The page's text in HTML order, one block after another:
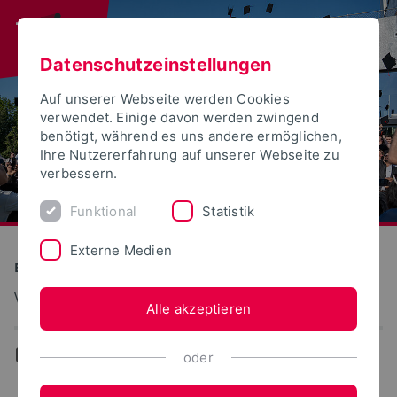
Bauen und Umwelt
Verkehrsplanung und Verkehrstechnik
... Heuer-Ampel
Datenschutzeinstellungen
Auf unserer Webseite werden Cookies
verwendet. Einige davon werden zwingend
benötigt, während es uns andere ermöglichen,
Ihre Nutzererfahrung auf unserer Webseite zu
verbessern.
Funktional Statistik
Externe Medien
Alle akzeptieren
oder